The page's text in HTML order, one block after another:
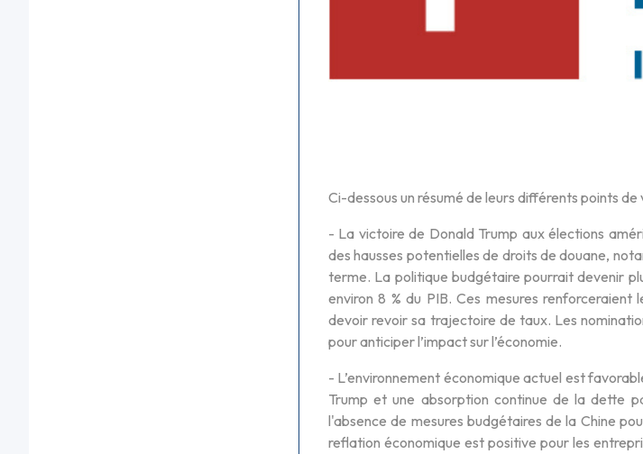
Ci-dessous un résumé de leurs différents points de
- La victoire de Donald Trump aux élections
des hausses potentielles de droits de douane,
terme. La politique budgétaire pourrait devenir
environ 8 % du PIB. Ces mesures
devoir revoir sa trajectoire de taux. Les
pour anticiper l’impact sur l’économie.
- L’environnement économique actuel est
Trump et une absorption continue de la dette
l'absence de mesures budgétaires de la Chine
reflation économique est positive pour les